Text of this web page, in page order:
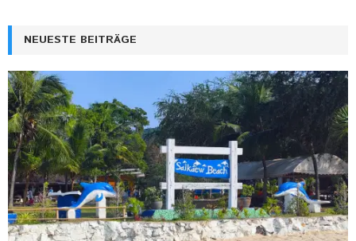
NEUESTE BEITRÄGE